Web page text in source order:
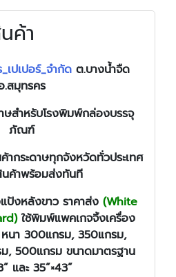
ค้า
เปเปอร์_จำกัด ต.บางน้ำจืด
.สมุทรคร
ษสำหรับโรงพิมพ์กล่องบรรจุ
ภัณฑ์
ากระดาษทุกจังหวัดทั่วประเทศ
ค้าพร้อมส่งทันที
ป้งหลังขาว ราคาส่ง (White
ใช้พิมพ์แพคเกจจิ้งเครื่อง
นา 300แกรม, 350แกรม,
, 500แกรม ขนาดมาตรฐาน
และ 35”×43”